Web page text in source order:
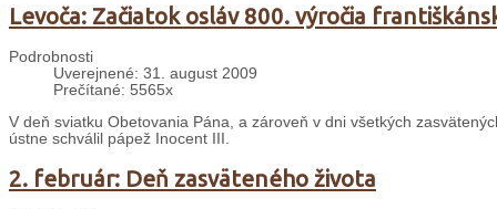
Levoča: Začiatok osláv 800. výročia
Podrobnosti
Uverejnené: 31. august 2009
Prečítané: 5565x
V deň sviatku Obetovania Pána, a zároveň v dni všetkých
ústne schválil pápež Inocent III.
2. február: Deň zasväteného života